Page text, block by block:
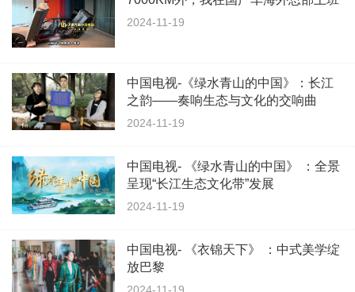
2024-11-19
中国电视-《绿水青山的中国》：长江
之韵——奏响生态与文化的交响曲
2024-11-19
中国电视- 《绿水青山的中国》 ：全景
呈现“长江生态文化带”发展
2024-11-19
中国电视- 《衣锦天下》 ：中式美学绽
放巴黎